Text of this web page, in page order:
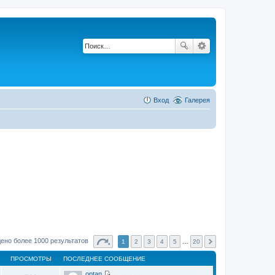
Галерея
Вход
более 1000 результатов 1 2 3 4 5 20
ПРОСМОТРЫ ПОСЛЕДНЕЕ СООБЩЕНИЕ
optan